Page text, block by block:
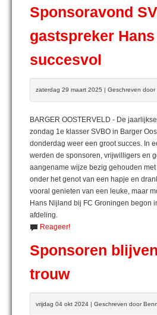
Sponsoravond
gastspreker
succesvol
zaterdag 29 maart 2025 | Geschreven door
BARGER OOSTERVELD - De
zondag 1e klasser SVBO in Barger
donderdag weer een groot succes. In
werden de sponsoren, vrijwilligers en
aangename wijze bezig gehouden
onder het genot van een hapje en
vooral genieten van een leuke, maar
Hans Nijland bij FC Groningen begon
afdeling.
Reageer!
Sponsoren
trouw
vrijdag 04 okt 2024 | Geschreven door